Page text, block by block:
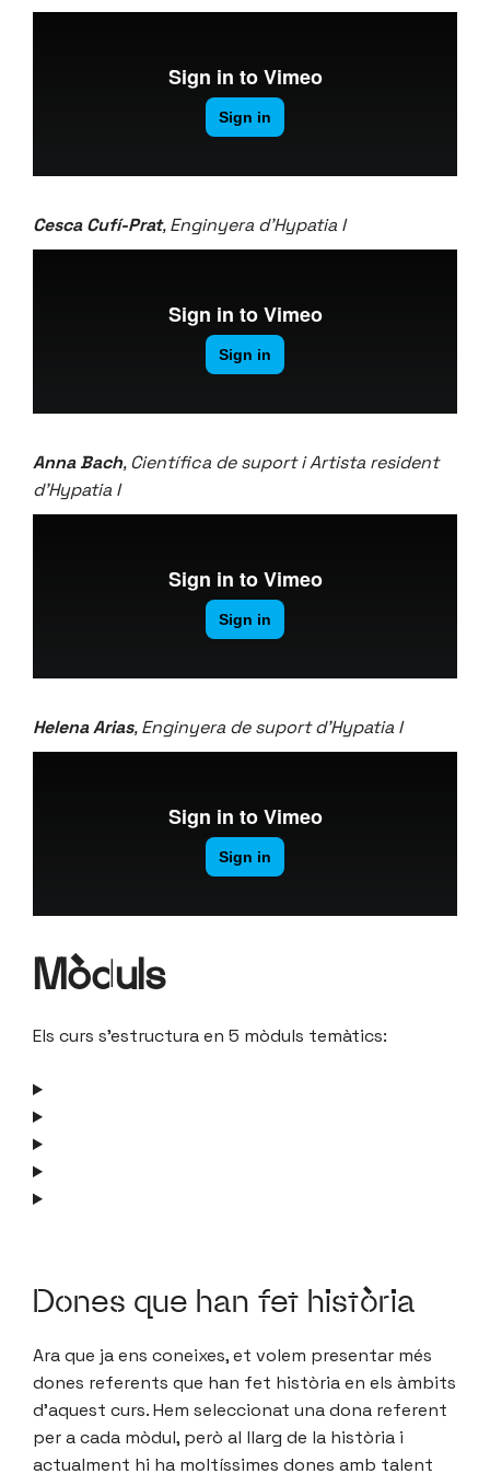
Cesca Cufí-Prat, Enginyera d’Hypatia I
Anna Bach, Científica de suport i Artista resident
d’Hypatia I
Helena Arias, Enginyera de suport d’Hypatia I
Mòduls
Els curs s’estructura en 5 mòduls temàtics:
Dones que han fet història
Ara que ja ens coneixes, et volem presentar més
dones referents que han fet història en els àmbits
d’aquest curs. Hem seleccionat una dona referent
per a cada mòdul, però al llarg de la història i
actualment hi ha moltíssimes dones amb talent